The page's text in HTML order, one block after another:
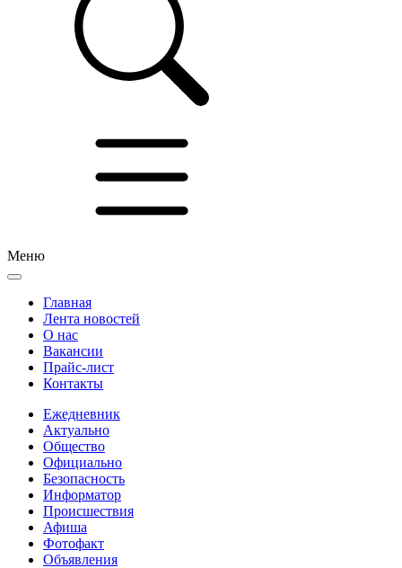
Меню
Главная
Лента новостей
О нас
Вакансии
Прайс-лист
Контакты
Ежедневник
Актуально
Общество
Официально
Безопасность
Информатор
Происшествия
Афиша
Фотофакт
Объявления